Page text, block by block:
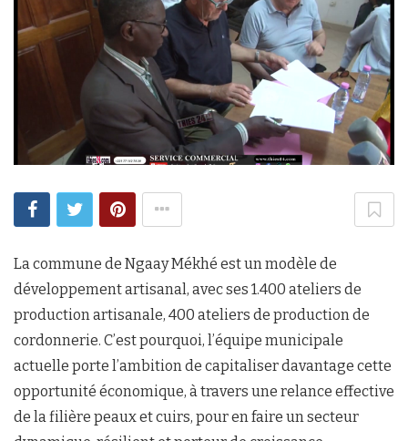
La commune de Ngaay Mékhé est un modèle de
développement artisanal, avec ses 1.400 ateliers de
production artisanale, 400 ateliers de production de
cordonnerie. C’est pourquoi, l’équipe municipale
actuelle porte l’ambition de capitaliser davantage cette
opportunité économique, à travers une relance effective
de la filière peaux et cuirs, pour en faire un secteur